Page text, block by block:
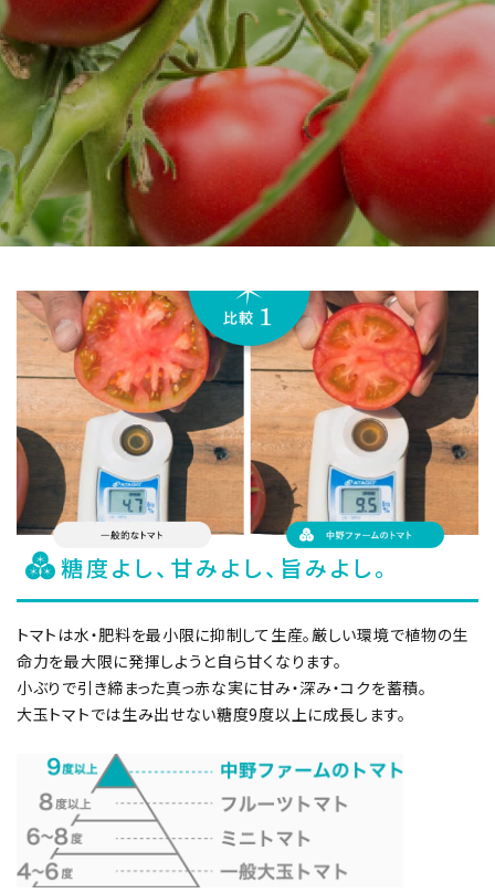
糖度よし、甘みよし、旨みよし。
トマトは⽔・肥料を最⼩限に抑制して生産。厳しい環境で植物の⽣
命⼒を最⼤限に発揮しようと自ら甘くなります。
小ぶりで引き締まった真っ⾚な実に⽢み・深み・コクを蓄積。
⼤⽟トマトでは生み出せない糖度9度以上に成⻑します。